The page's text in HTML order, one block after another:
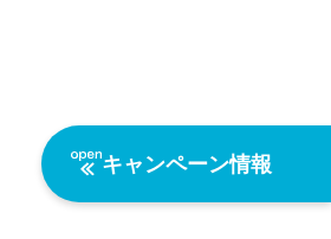
キャンペーン情報